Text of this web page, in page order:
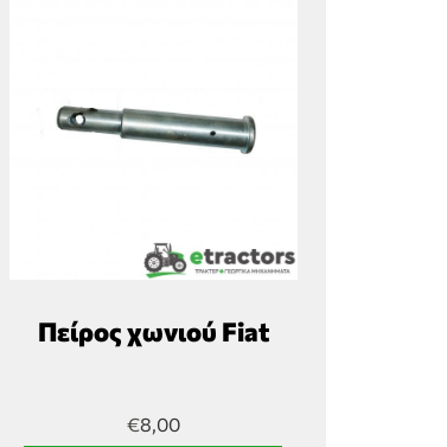
Πείρος χωνιού Fiat
€8,00